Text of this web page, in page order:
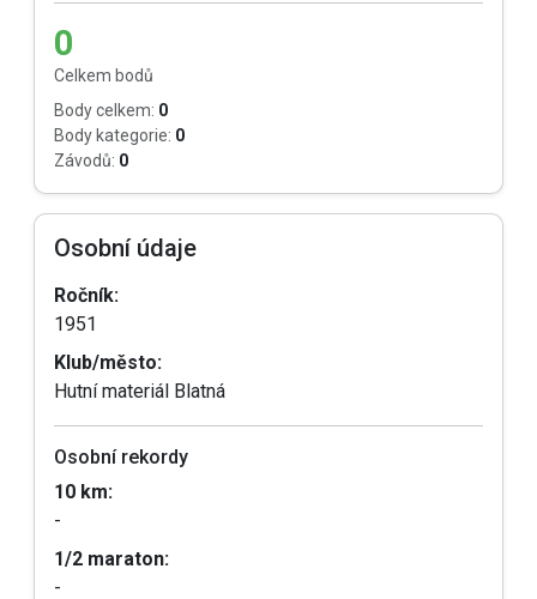
0
Celkem bodů
Body celkem: 0
Body kategorie: 0
Závodů: 0
Osobní údaje
Ročník:
1951
Klub/město:
Hutní materiál Blatná
Osobní rekordy
10 km:
-
1/2 maraton:
-